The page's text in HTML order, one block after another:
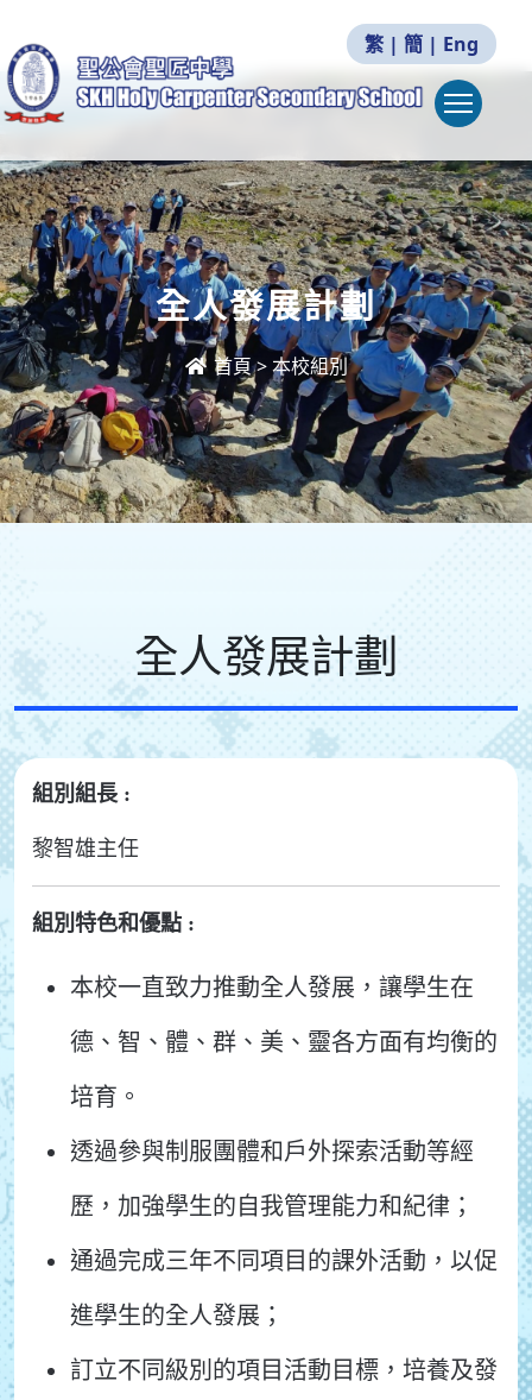
繁 | 簡 | Eng
全人發展計劃
首頁> 本校組別
全人發展計劃
組別組長 :
黎智雄主任
組別特色和優點 :
本校一直致力推動全人發展，讓學生在
德、智、體、群、美、靈各方面有均衡的
培育。
透過參與制服團體和戶外探索活動等經
歷，加強學生的自我管理能力和紀律；
通過完成三年不同項目的課外活動，以促
進學生的全人發展；
訂立不同級別的項目活動目標，培養及發